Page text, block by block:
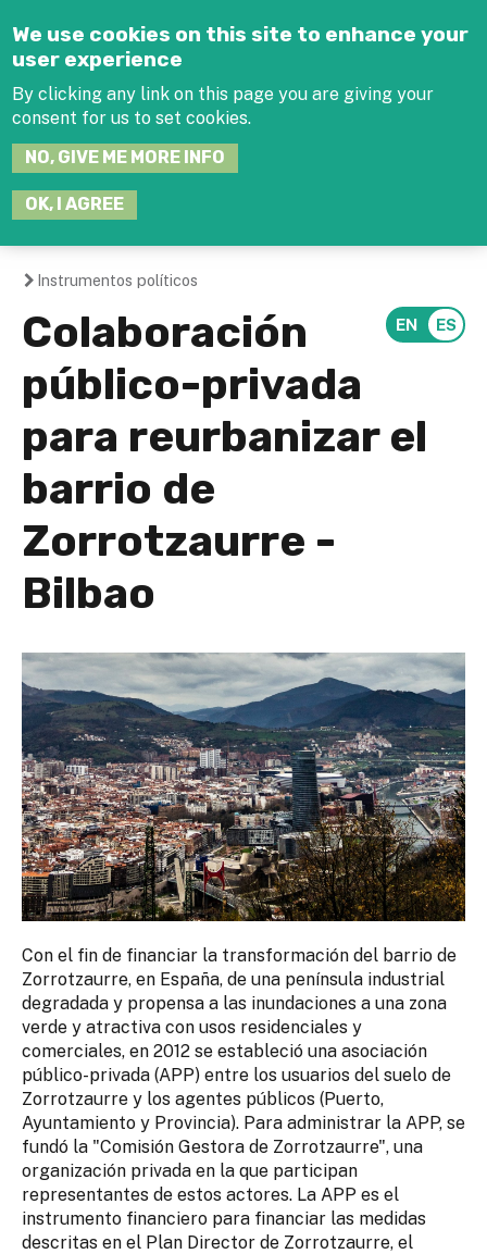
We use cookies on this site to enhance your
user experience
By clicking any link on this page you are giving your
consent for us to set cookies.
NO, GIVE ME MORE INFO
OK, I AGREE
You
are
here
Instrumentos políticos
Colaboración
público-privada
para reurbanizar el
barrio de
Zorrotzaurre -
Bilbao
Con el fin de financiar la transformación del barrio de
Zorrotzaurre, en España, de una península industrial
degradada y propensa a las inundaciones a una zona
verde y atractiva con usos residenciales y
comerciales, en 2012 se estableció una asociación
público-privada (APP) entre los usuarios del suelo de
Zorrotzaurre y los agentes públicos (Puerto,
Ayuntamiento y Provincia). Para administrar la APP, se
fundó la "Comisión Gestora de Zorrotzaurre", una
organización privada en la que participan
representantes de estos actores. La APP es el
instrumento financiero para financiar las medidas
descritas en el Plan Director de Zorrotzaurre, el